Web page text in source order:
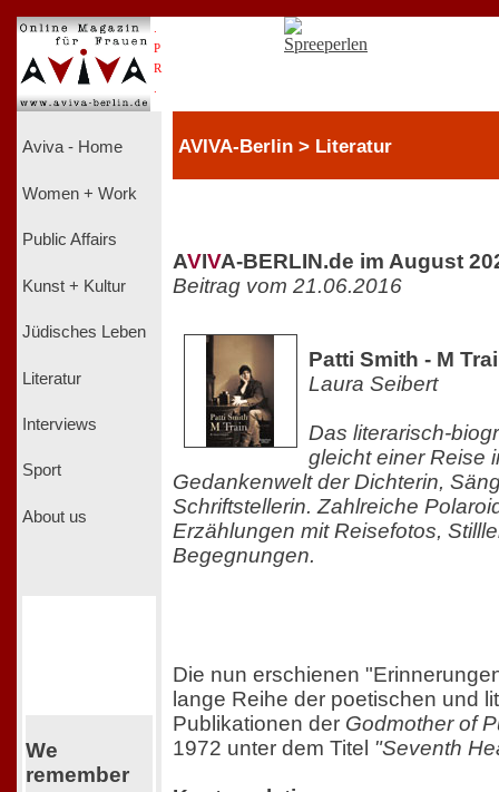
P
R
Aviva - Home
Women + Work
Public Affairs
Kunst + Kultur
Jüdisches Leben
Literatur
Interviews
Sport
About us
We
remember
AVIVA-Berlin > Literatur
AVIVA-BERLIN.de im August
Beitrag vom 21.06.2016
Patti Smith - M
Laura Seibert
Das literarisch-
gleicht einer Reise
Gedankenwelt der Dichterin,
Schriftstellerin. Zahlreiche
Erzählungen mit Reisefotos,
Begegnungen.
Die nun erschienen
lange Reihe der poetischen und
Publikationen der Godmother of
1972 unter dem Titel "Seventh